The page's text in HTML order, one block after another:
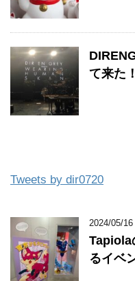
て来た！
Tweets by dir0720
2024/05/16
Tapiola
るイベ